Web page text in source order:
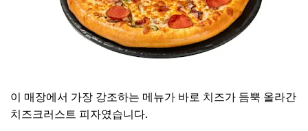
이 매장에서 가장 강조하는 메뉴가 바로 치즈가 듬뿍 올라간
치즈크러스트 피자였습니다.